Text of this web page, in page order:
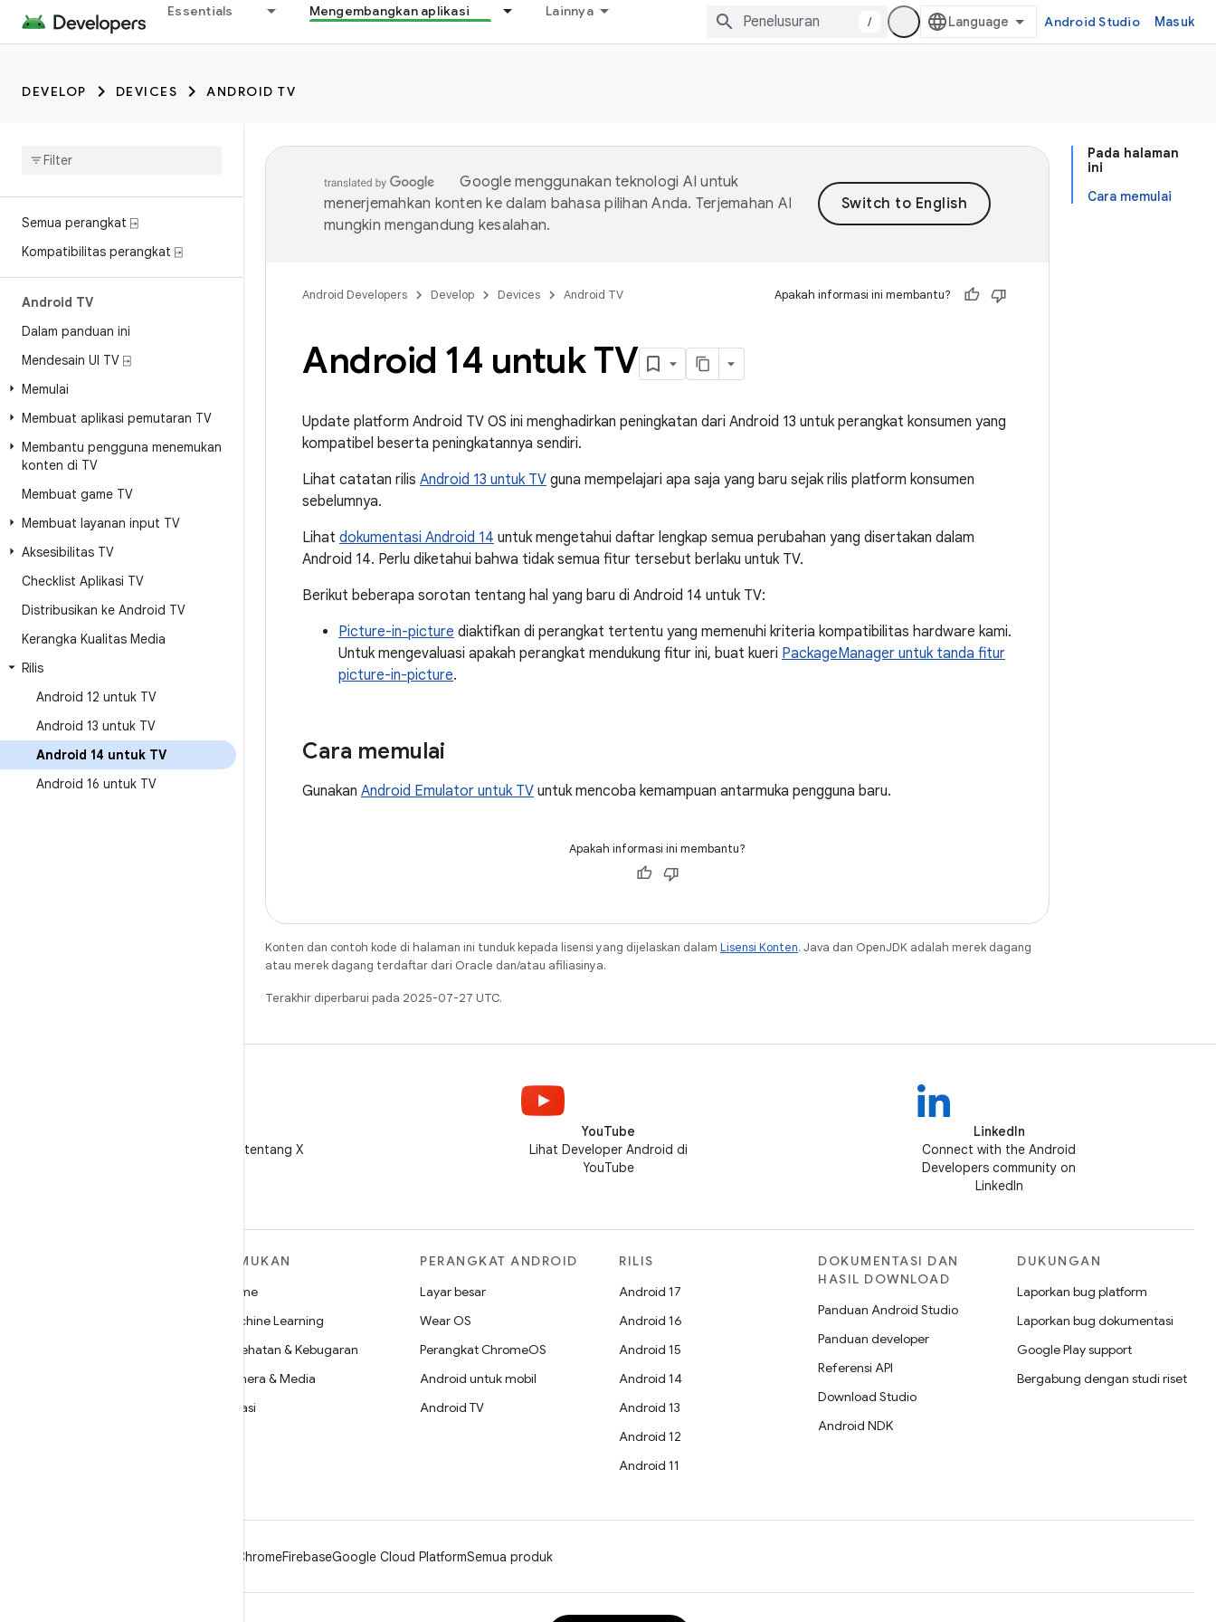
Essentials Mengembangkan aplikasi Lainnya
/ Android Studio Masuk
DEVELOP DEVICES ANDROID TV
Semua perangkat ⍈
Kompatibilitas perangkat ⍈
Android TV
Dalam panduan ini
Mendesain UI TV ⍈
Memulai
Membuat aplikasi pemutaran TV
Membantu pengguna menemukan
konten di TV
Membuat game TV
Membuat layanan input TV
Aksesibilitas TV
Checklist Aplikasi TV
Distribusikan ke Android TV
Kerangka Kualitas Media
Rilis
Android 12 untuk TV
Android 13 untuk TV
Android 14 untuk TV
Android 16 untuk TV
Pada halaman
ini
Cara memulai
Google menggunakan teknologi AI untuk
menerjemahkan konten ke dalam bahasa pilihan Anda. Terjemahan AI
mungkin mengandung kesalahan.
Android Developers Develop Devices Android TV Apakah informasi ini membantu?
Android 14 untuk TV
Update platform Android TV OS ini menghadirkan peningkatan dari Android 13 untuk perangkat konsumen yang
kompatibel beserta peningkatannya sendiri.
Lihat catatan rilis Android 13 untuk TV guna mempelajari apa saja yang baru sejak rilis platform konsumen
sebelumnya.
Lihat dokumentasi Android 14 untuk mengetahui daftar lengkap semua perubahan yang disertakan dalam
Android 14. Perlu diketahui bahwa tidak semua fitur tersebut berlaku untuk TV.
Berikut beberapa sorotan tentang hal yang baru di Android 14 untuk TV:
Picture-in-picture diaktifkan di perangkat tertentu yang memenuhi kriteria kompatibilitas hardware kami.
Untuk mengevaluasi apakah perangkat mendukung fitur ini, buat kueri PackageManager untuk tanda fitur
picture-in-picture.
Cara memulai
Gunakan Android Emulator untuk TV untuk mencoba kemampuan antarmuka pengguna baru.
Apakah informasi ini membantu?
Konten dan contoh kode di halaman ini tunduk kepada lisensi yang dijelaskan dalam Lisensi Konten. Java dan OpenJDK adalah merek dagang
atau merek dagang terdaftar dari Oracle dan/atau afiliasinya.
Terakhir diperbarui pada 2025-07-27 UTC.
Ikuti @AndroidDev tentang X
YouTube
Lihat Developer Android di
YouTube
LinkedIn
Connect with the Android
Developers community on
LinkedIn
TEMUKAN
Game
Machine Learning
Kesehatan & Kebugaran
Kamera & Media
Privasi
PERANGKAT ANDROID
Layar besar
Wear OS
Perangkat ChromeOS
Android untuk mobil
Android TV
RILIS
Android 17
Android 16
Android 15
Android 14
Android 13
Android 12
Android 11
DOKUMENTASI DAN
HASIL DOWNLOAD
Panduan Android Studio
Panduan developer
Referensi API
Download Studio
Android NDK
DUKUNGAN
Laporkan bug platform
Laporkan bug dokumentasi
Google Play support
Bergabung dengan studi riset
ChromeFirebaseGoogle Cloud PlatformSemua produk